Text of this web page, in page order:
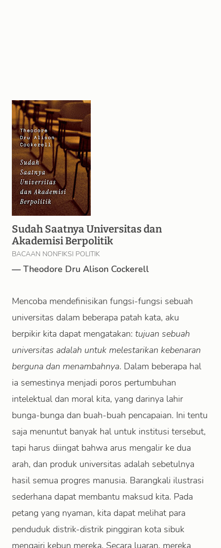
Sudah Saatnya Universitas dan
Akademisi Berpolitik
BACAAN NONFIKSI POLITIK
— Theodore Dru Alison Cockerell
Mencoba mendefinisikan fungsi-fungsi sebuah
universitas dalam beberapa patah kata, aku
berpikir kita dapat mengatakan: tujuan sebuah
universitas adalah untuk melestarikan kebenaran
berguna dan menambahnya. Dalam beberapa hal
ia semestinya menjadi poros pertumbuhan
intelektual dan moral kita, yang darinya lahir
bunga-bunga dan buah-buah pencapaian. Ini tentu
saja menuntut banyak hal untuk institusi tersebut,
tapi harus diingat bahwa arus mengalir ke dua
arah, dan produk universitas adalah sebetulnya
hasil semua progres manusia. Barangkali ilustrasi
sederhana dapat membantu maksud kita. Pada
petang yang nyaman, kita dapat melihat para
penduduk distrik-distrik pinggiran kota sibuk
mengairi kebun mereka. Secara luaran, mereka